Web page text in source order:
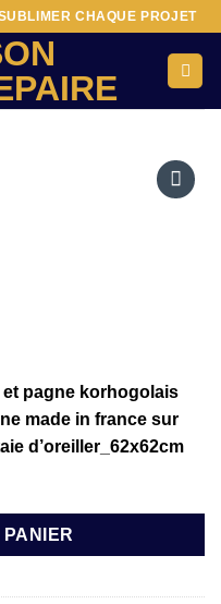
CHAQUE PROJET
pagne korhogolais
made in france sur
d’oreiller_62x62cm